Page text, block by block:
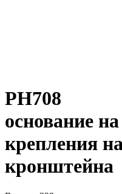
PH708
основание
крепления
кронштейна